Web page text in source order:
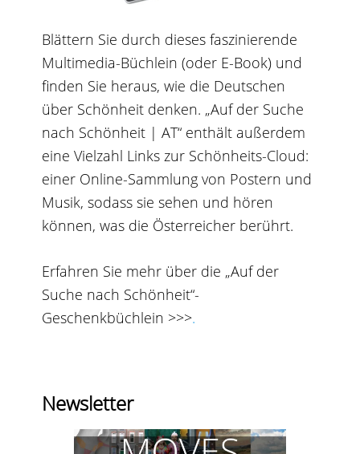
Blättern Sie durch dieses faszinierende
Multimedia-Büchlein (oder E-Book) und
finden Sie heraus, wie die Deutschen
über Schönheit denken. „Auf der Suche
nach Schönheit | AT“ enthält außerdem
eine Vielzahl Links zur Schönheits-Cloud:
einer Online-Sammlung von Postern und
Musik, sodass sie sehen und hören
können, was die Österreicher berührt.
Erfahren Sie mehr über die „Auf der
Suche nach Schönheit“-
Geschenkbüchlein >>>.
Newsletter